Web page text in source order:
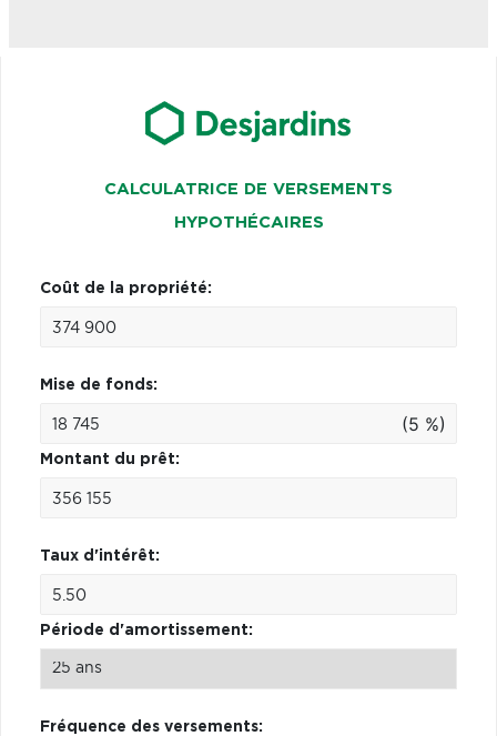
CALCULATRICE DE VERSEMENTS
HYPOTHÉCAIRES
Coût de la propriété:
Mise de fonds:
(5 %)
Montant du prêt:
Taux d'intérêt:
Période d'amortissement:
Fréquence des versements: